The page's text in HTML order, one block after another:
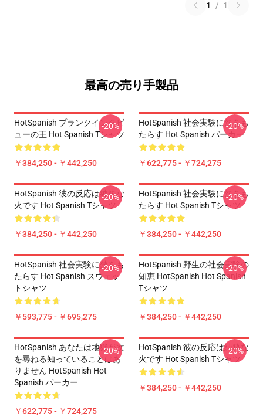
1 / 1
最高の売り手製品
HotSpanish プランクインタビ
ューの王 Hot Spanish Tシャツ
￥384,250 - ￥442,250
-20%
HotSpanish 社会実験に熱をも
たらす Hot Spanish パーカー
￥622,775 - ￥724,275
-20%
HotSpanish 彼の反応は純粋な
火です Hot Spanish Tシャツ
￥384,250 - ￥442,250
-20%
HotSpanish 社会実験に熱をも
たらす Hot Spanish Tシャツ
￥384,250 - ￥442,250
-20%
HotSpanish 社会実験に熱をも
たらす Hot Spanish スウェッ
トシャツ
￥593,775 - ￥695,275
-20%
HotSpanish 野生の社会実験の
知恵 HotSpanish Hot Spanish
Tシャツ
￥384,250 - ￥442,250
-20%
HotSpanish あなたは地獄が次
を尋ねる知っていることはあ
りません HotSpanish Hot
Spanish パーカー
￥622,775 - ￥724,275
-20%
HotSpanish 彼の反応は純粋な
火です Hot Spanish Tシャツ
￥384,250 - ￥442,250
-20%